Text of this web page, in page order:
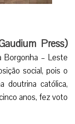
Press)
Borgonha – Leste
social, pois o
doutrina católica,
anos, fez voto